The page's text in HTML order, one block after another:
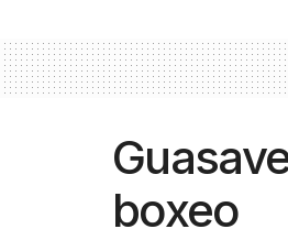
boxeo